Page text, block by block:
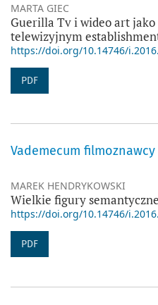
MARTA GIEC
Guerilla Tv i wideo art jako
telewizyjnym
https://doi.org/10.14746/
PDF
Vademecum
MAREK HENDRYKOWSKI
Wielkie figury
https://doi.org/10.14746/
PDF